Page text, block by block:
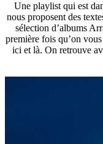
Une playlist qui est
nous proposent des
sélection d’albums
première fois qu’on
ici et là. On retrouve